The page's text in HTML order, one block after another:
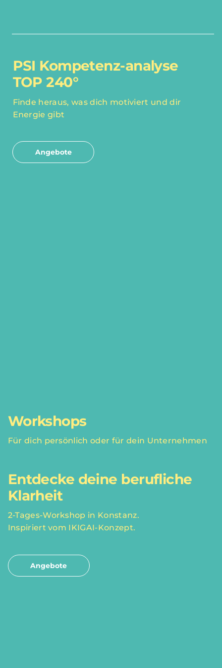
PSI Kompetenz-analyse
TOP 240°
Finde heraus, was dich motiviert und dir
Energie gibt
Angebote
Workshops
Für dich persönlich oder für dein Unternehmen
Entdecke deine berufliche
Klarheit
2-Tages-Workshop in Konstanz.
Inspiriert vom IKIGAI-Konzept.
Angebote